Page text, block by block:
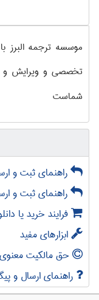
موسسه ترجمه البرز
تخصصی و ویرایش و
شماست
راهنمای ثبت و
راهنمای ثبت و
فرایند خرید یا
ابزارهای مفید
حق مالکیت
راهنمای ارسال و